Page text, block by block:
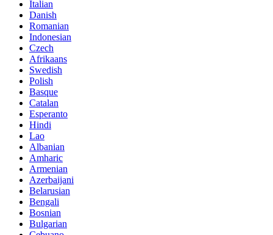
Italian
Danish
Romanian
Indonesian
Czech
Afrikaans
Swedish
Polish
Basque
Catalan
Esperanto
Hindi
Lao
Albanian
Amharic
Armenian
Azerbaijani
Belarusian
Bengali
Bosnian
Bulgarian